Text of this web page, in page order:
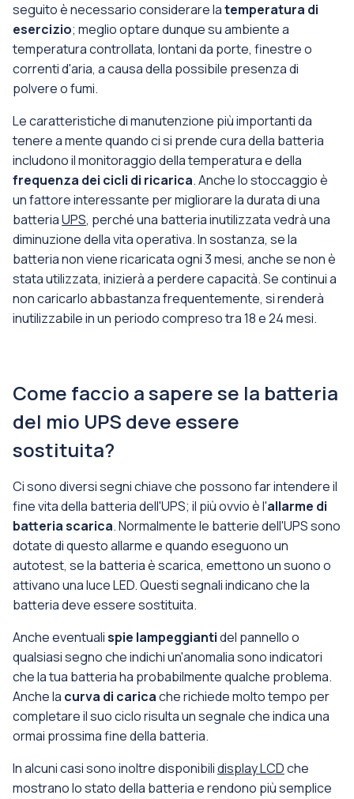
seguito è necessario considerare latemperatura di
esercizio; meglio optare dunque su ambiente a
temperatura controllata, lontani da porte, finestre o
correnti d'aria, a causa della possibile presenza di
polvere o fumi.
Le caratteristiche di manutenzione più importanti da
tenere a mente quando ci si prende cura della batteria
includono il monitoraggio della temperatura e della
frequenza dei cicli di ricarica. Anche lo stoccaggio è
un fattore interessante per migliorare la durata di una
batteriaUPS, perché una batteria inutilizzata vedrà una
diminuzione della vita operativa. In sostanza, se la
batteria non viene ricaricata ogni 3 mesi, anche se non è
stata utilizzata, inizierà a perdere capacità. Se continui a
non caricarlo abbastanza frequentemente, si renderà
inutilizzabile in un periodo compreso tra 18 e 24 mesi.
Come faccio a sapere se la batteria
del mio UPS deve essere
sostituita?
Ci sono diversi segni chiave che possono far intendere il
fine vita della batteria dell'UPS; il più ovvio è l'allarme di
batteria scarica. Normalmente le batterie dell'UPS sono
dotate di questo allarme e quando eseguono un
autotest, se la batteria è scarica, emettono un suono o
attivano una luce LED. Questi segnali indicano che la
batteria deve essere sostituita.
Anche eventualispie lampeggiantidel pannello o
qualsiasi segno che indichi un'anomalia sono indicatori
che la tua batteria ha probabilmente qualche problema.
Anche la curva di caricache richiede molto tempo per
completare il suo ciclo risulta un segnale che indica una
ormai prossima fine della batteria.
In alcuni casi sono inoltre disponibilidisplay LCDche
mostrano lo stato della batteria e rendono più semplice